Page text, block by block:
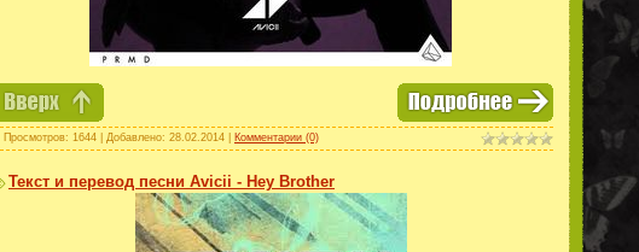
1644 | Добавлено: 28.02.2014 Комментарии (0)
Текст и перевод песни Avicii - Hey Brother